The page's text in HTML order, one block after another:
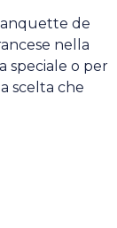
de
nella
speciale o per
scelta che